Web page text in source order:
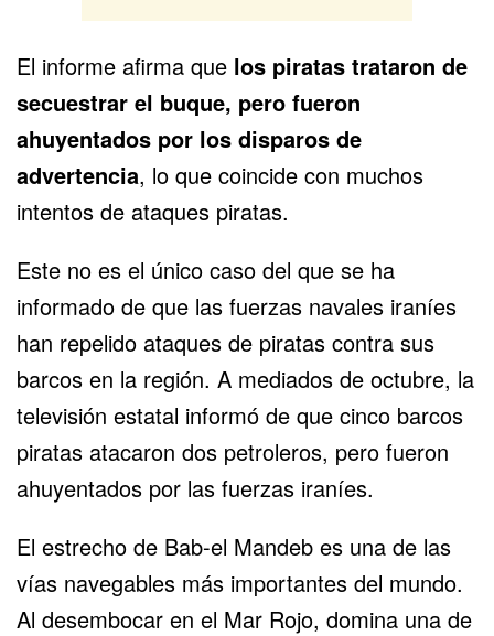
El informe afirma que los piratas trataron de
secuestrar el buque, pero fueron
ahuyentados por los disparos de
advertencia, lo que coincide con muchos
intentos de ataques piratas.
Este no es el único caso del que se ha
informado de que las fuerzas navales iraníes
han repelido ataques de piratas contra sus
barcos en la región. A mediados de octubre, la
televisión estatal informó de que cinco barcos
piratas atacaron dos petroleros, pero fueron
ahuyentados por las fuerzas iraníes.
El estrecho de Bab-el Mandeb es una de las
vías navegables más importantes del mundo.
Al desembocar en el Mar Rojo, domina una de